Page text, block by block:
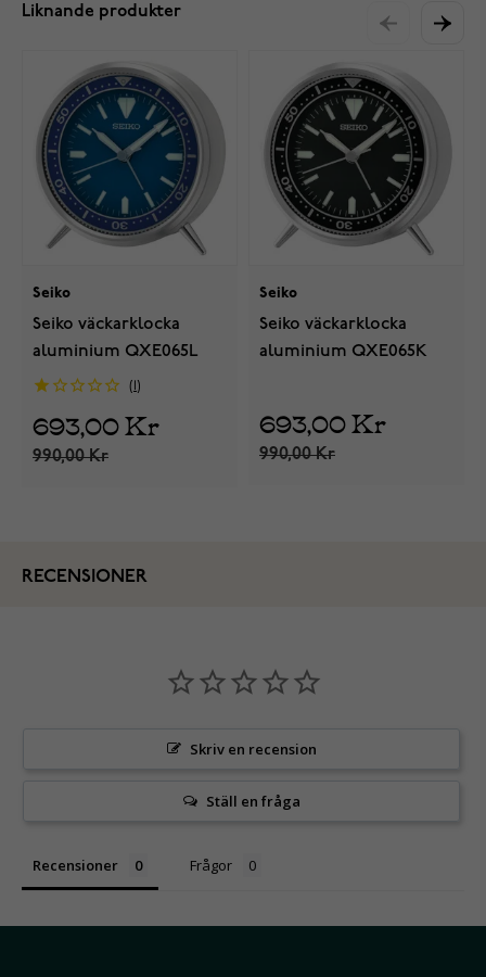
Liknande produkter
Seiko
Seiko väckarklocka
aluminium QXE065L
693,00 Kr
990,00 Kr
Seiko
Seiko väckarklocka
aluminium QXE065K
693,00 Kr
990,00 Kr
RECENSIONER
Skriv en recension
Ställ en fråga
Recensioner Frågor